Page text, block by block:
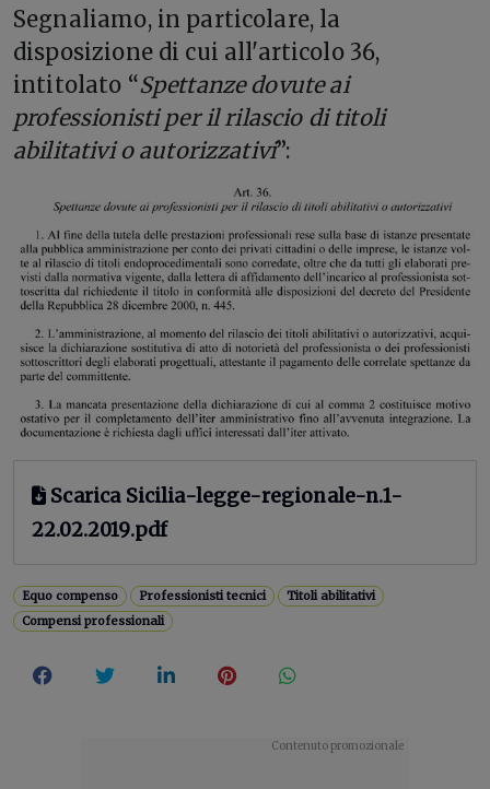
Segnaliamo, in particolare, la
disposizione di cui all'articolo 36,
intitolato “Spettanze dovute ai
professionisti per il rilascio di titoli
abilitativi o autorizzativi”:
Scarica Sicilia-legge-regionale-n.1-
22.02.2019.pdf
Equo compenso Professionisti tecnici
Titoli abilitativi
Compensi professionali